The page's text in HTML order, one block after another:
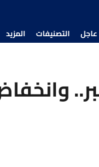
عاجل التصنيفات المزيد